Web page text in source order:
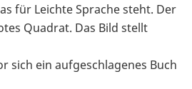
für Leichte Sprache steht. Der
Quadrat. Das Bild stellt
sich ein aufgeschlagenes Buch